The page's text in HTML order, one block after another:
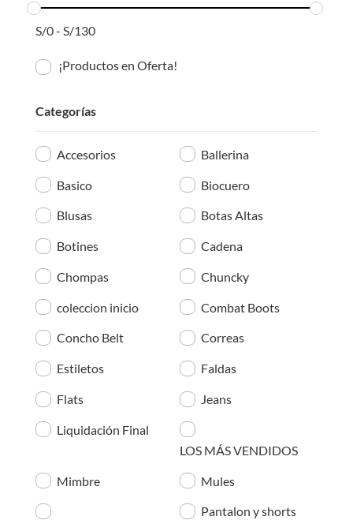
S/0- S/130
¡Productos en Oferta!
Categorías
Accesorios Ballerina
Basico Biocuero
Blusas Botas Altas
Botines Cadena
Chompas Chuncky
coleccion inicio Combat Boots
Concho Belt Correas
Estiletos Faldas
Flats Jeans
Liquidación Final
LOS MÁS VENDIDOS
Mimbre Mules
Pantalon y shorts